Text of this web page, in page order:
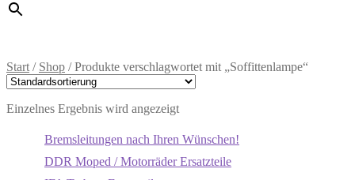
Start / Shop /Produkte verschlagwortet mit „Soffittenlampe“
Einzelnes Ergebnis wird angezeigt
Bremsleitungen nach Ihren Wünschen!
DDR Moped / Motorräder Ersatzteile